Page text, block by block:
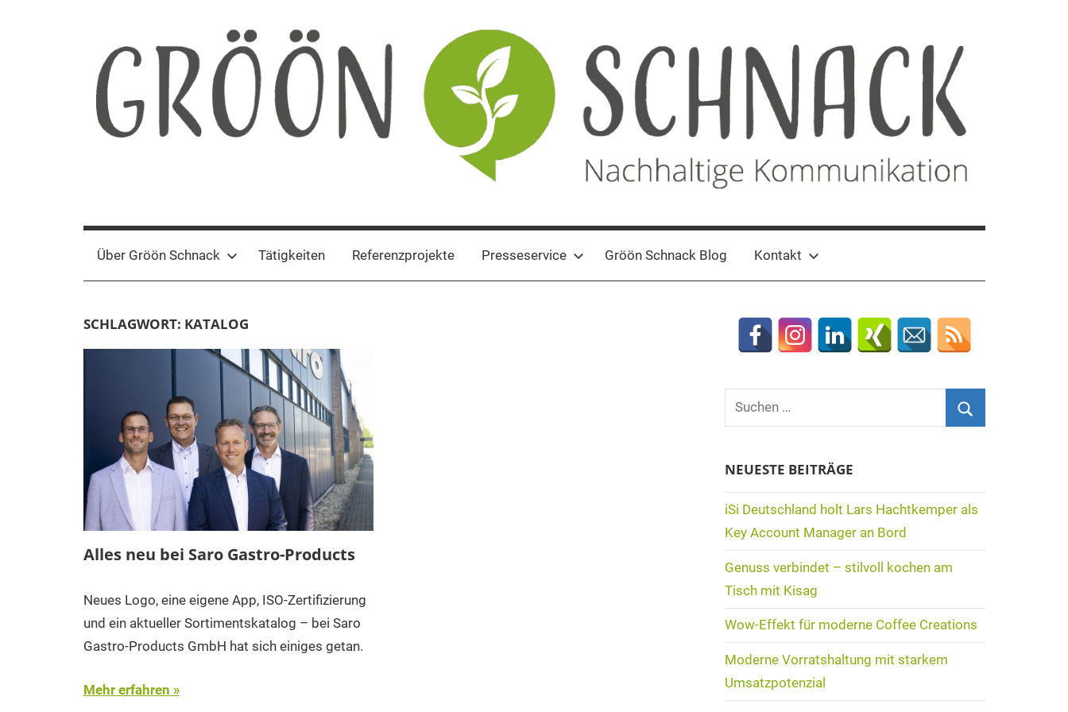
Gröön
Schnack
Kommunikation
Über Gröön Schnack Tätigkeiten Referenzprojekte Presseservice Gröön Schnack Blog Kontakt
SCHLAGWORT: KATALOG
Alles neu bei Saro Gastro-Products
Neues Logo, eine eigene App, ISO-Zertifizierung
und ein aktueller Sortimentskatalog – bei Saro
Gastro-Products GmbH hat sich einiges getan.
Mehr erfahren
Suchen
NEUESTE BEITRÄGE
iSi Deutschland holt Lars Hachtkemper als
Key Account Manager an Bord
Genuss verbindet – stilvoll kochen am
Tisch mit Kisag
Wow-Effekt für moderne Coffee Creations
Moderne Vorratshaltung mit starkem
Umsatzpotenzial